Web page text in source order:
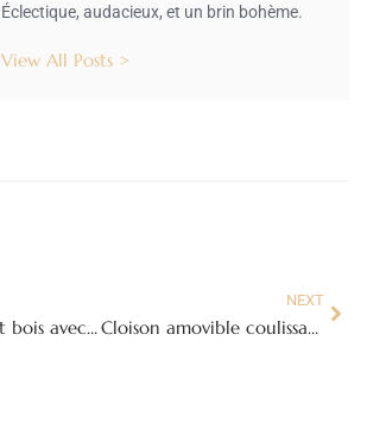
Éclectique, audacieux, et un brin bohème.
View All Posts >
Cuisine noire et bois avec îlot : idées et conseils déco 2026
NEXT
Cloison amovible coulissante : types, usages et prix 2026